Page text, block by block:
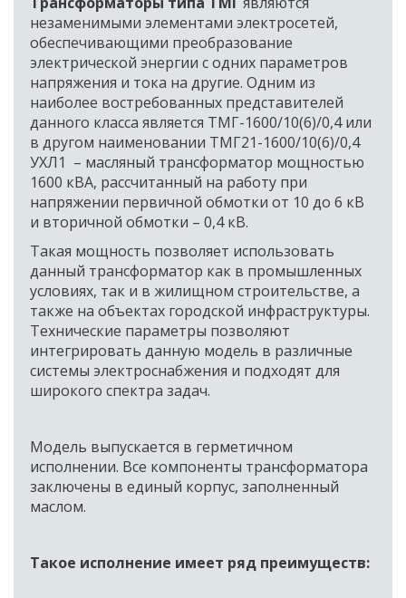
незаменимыми элементами электросетей,
обеспечивающими преобразование
электрической энергии с одних параметров
напряжения и тока на другие. Одним из
наиболее востребованных представителей
данного класса является ТМГ-1600/10(6)/0,4 или
в другом наименовании ТМГ21-1600/10(6)/0,4
УХЛ1  – масляный трансформатор мощностью
1600 кВА, рассчитанный на работу при
напряжении первичной обмотки от 10 до 6 кВ
и вторичной обмотки – 0,4 кВ.
Такая мощность позволяет использовать
данный трансформатор как в промышленных
условиях, так и в жилищном строительстве, а
также на объектах городской инфраструктуры.
Технические параметры позволяют
интегрировать данную модель в различные
системы электроснабжения и подходят для
широкого спектра задач.
Модель выпускается в герметичном
исполнении. Все компоненты трансформатора
заключены в единый корпус, заполненный
маслом.
Такое исполнение имеет ряд преимуществ: